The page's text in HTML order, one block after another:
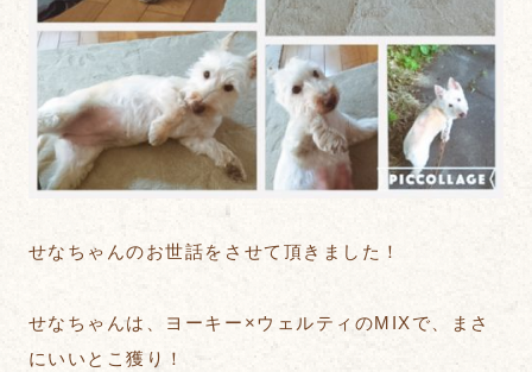
せなちゃんのお世話をさせて頂きました！
せなちゃんは、ヨーキー×ウェルティのMIXで、まさ
にいいとこ獲り！